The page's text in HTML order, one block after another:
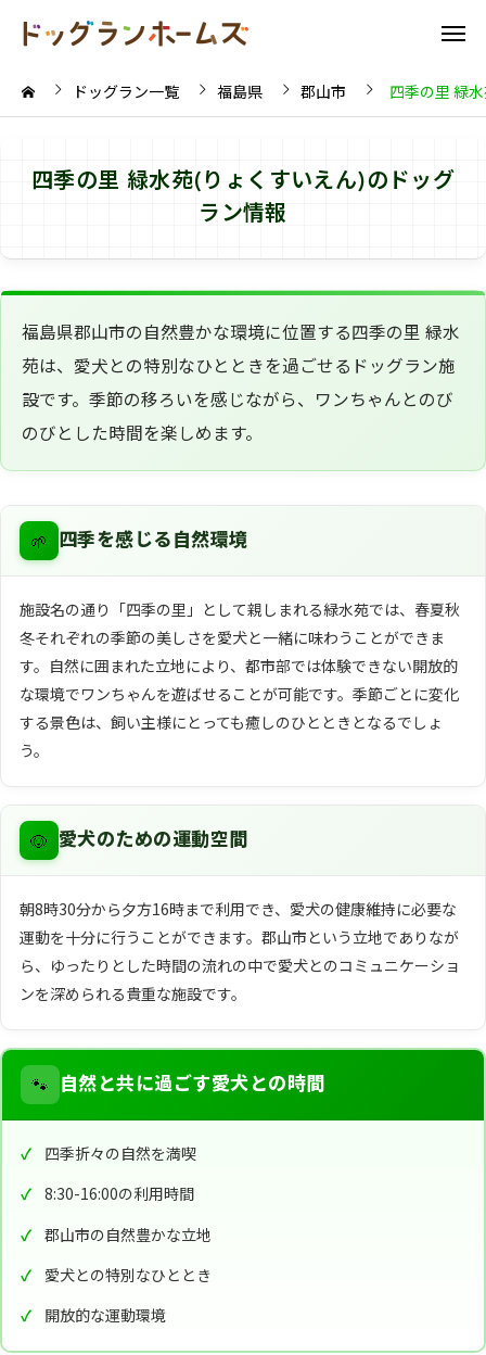
ドッグラン一覧 福島県 郡山市 四季の里 緑
四季の里 緑水苑(りょくすいえん)のドッグ
ラン情報
福島県郡山市の自然豊かな環境に位置する四季の里 緑水
苑は、愛犬との特別なひとときを過ごせるドッグラン施
設です。季節の移ろいを感じながら、ワンちゃんとのび
のびとした時間を楽しめます。
🌱 四季を感じる自然環境
施設名の通り「四季の里」として親しまれる緑水苑では、春夏秋
冬それぞれの季節の美しさを愛犬と一緒に味わうことができま
す。自然に囲まれた立地により、都市部では体験できない開放的
な環境でワンちゃんを遊ばせることが可能です。季節ごとに変化
する景色は、飼い主様にとっても癒しのひとときとなるでしょ
う。
🐶 愛犬のための運動空間
朝8時30分から夕方16時まで利用でき、愛犬の健康維持に必要な
運動を十分に行うことができます。郡山市という立地でありなが
ら、ゆったりとした時間の流れの中で愛犬とのコミュニケーショ
ンを深められる貴重な施設です。
🐾 自然と共に過ごす愛犬との時間
四季折々の自然を満喫
8:30-16:00の利用時間
郡山市の自然豊かな立地
愛犬との特別なひととき
開放的な運動環境